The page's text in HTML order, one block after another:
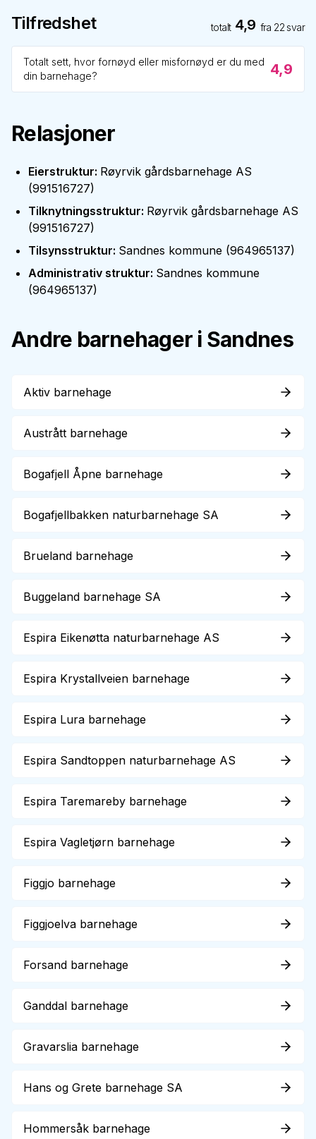
Tilfredshet totalt 4,9 fra 22 svar
Totalt sett, hvor fornøyd eller misfornøyd er du med
din barnehage?
4,9
Relasjoner
Eierstruktur: Røyrvik gårdsbarnehage AS
(991516727)
Tilknytningsstruktur: Røyrvik gårdsbarnehage AS
(991516727)
Tilsynsstruktur: Sandnes kommune (964965137)
Administrativ struktur: Sandnes kommune
(964965137)
Andre barnehager i Sandnes
Aktiv barnehage
Austrått barnehage
Bogafjell Åpne barnehage
Bogafjellbakken naturbarnehage SA
Brueland barnehage
Buggeland barnehage SA
Espira Eikenøtta naturbarnehage AS
Espira Krystallveien barnehage
Espira Lura barnehage
Espira Sandtoppen naturbarnehage AS
Espira Taremareby barnehage
Espira Vagletjørn barnehage
Figgjo barnehage
Figgjoelva barnehage
Forsand barnehage
Ganddal barnehage
Gravarslia barnehage
Hans og Grete barnehage SA
Hommersåk barnehage